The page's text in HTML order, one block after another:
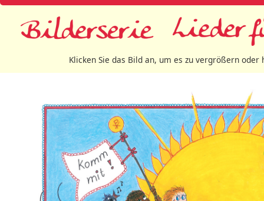
Klicken Sie das Bild an, um es zu vergrößern oder